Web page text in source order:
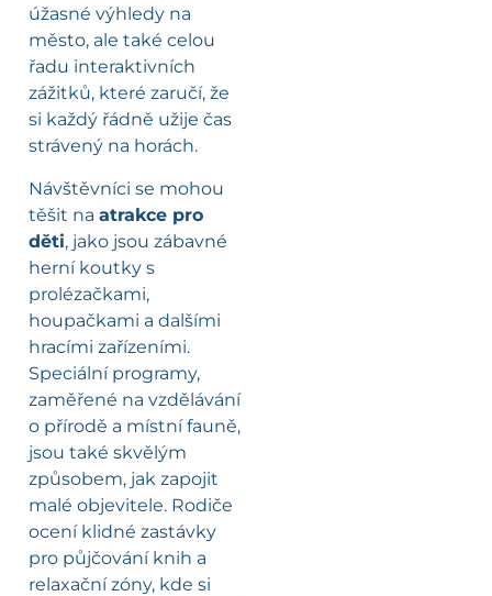
úžasné výhledy na
město, ale také celou
řadu interaktivních
zážitků, které zaručí, že
si každý řádně užije čas
strávený na horách.
Návštěvníci se mohou
těšit na atrakce pro
děti, jako jsou zábavné
herní koutky s
prolézačkami,
houpačkami a dalšími
hracími zařízeními.
Speciální programy,
zaměřené na vzdělávání
o přírodě a místní fauně,
jsou také skvělým
způsobem, jak zapojit
malé objevitele. Rodiče
ocení klidné zastávky
pro půjčování knih a
relaxační zóny, kde si